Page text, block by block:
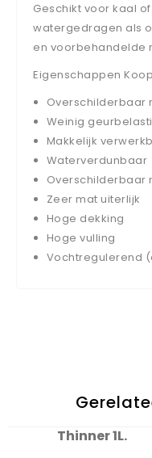
Geschikt voor kaal
watergedragen als
en voorbehandelde
Eigenschappen
Overschilderbaar
Weinig
Makkelijk
Waterverdunbaar
Overschilderbaar
Zeer mat uiterlijk
Hoge dekking
Hoge vulling
Vochtregulerend
Thinner 1L.